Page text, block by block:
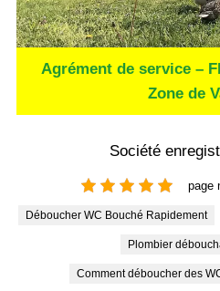
Agrément de service –
Zone de
Société
page
Déboucher WC Bouché Rapidement
Plombier
Comment déboucher des